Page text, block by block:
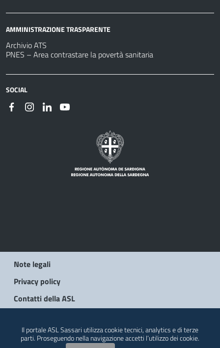
AMMINISTRAZIONE TRASPARENTE
Archivio ATS
PNES – Area contrastare la povertà sanitaria
SOCIAL
Note legali
Privacy policy
Contatti della ASL
Il portale ASL Sassari utilizza cookie tecnici, analytics e di terze
parti. Proseguendo nella navigazione accetti l’utilizzo dei cookie.